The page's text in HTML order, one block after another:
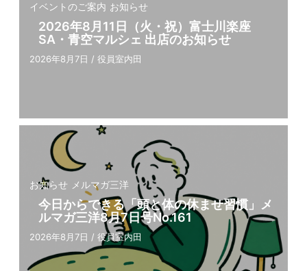
イベントのご案内 お知らせ
2026年8月11日（火・祝）富士川楽座
SA・青空マルシェ 出店のお知らせ
2026年8月7日 / 役員室内田
お知らせ メルマガ三洋
今⽇からできる「頭と体の休ませ習慣」メ
ルマガ三洋8⽉7⽇号No.161
2026年8月7日 / 役員室内田